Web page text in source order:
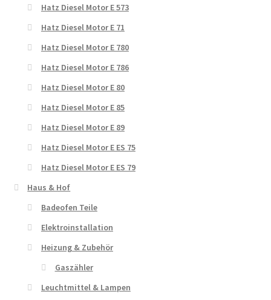
Hatz Diesel Motor E 573
Hatz Diesel Motor E 71
Hatz Diesel Motor E 780
Hatz Diesel Motor E 786
Hatz Diesel Motor E 80
Hatz Diesel Motor E 85
Hatz Diesel Motor E 89
Hatz Diesel Motor E ES 75
Hatz Diesel Motor E ES 79
Haus & Hof
Badeofen Teile
Elektroinstallation
Heizung & Zubehör
Gaszähler
Leuchtmittel & Lampen